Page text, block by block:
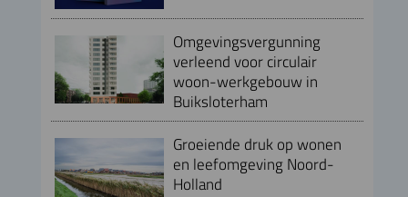
Omgevingsvergunning
verleend voor circulair
woon-werkgebouw in
Buiksloterham
Groeiende druk op wonen
en leefomgeving Noord-
Holland